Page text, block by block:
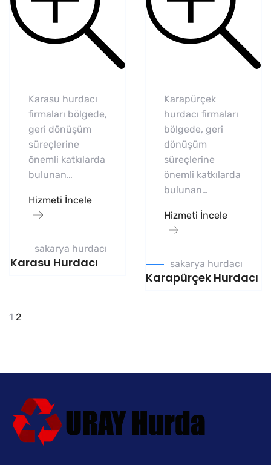
Karasu hurdacı
firmaları bölgede,
geri dönüşüm
süreçlerine
önemli katkılarda
bulunan…
Hizmeti İncele
sakarya hurdacı
Karasu Hurdacı
Karapürçek
hurdacı firmaları
bölgede, geri
dönüşüm
süreçlerine
önemli katkılarda
bulunan…
Hizmeti İncele
sakarya hurdacı
Karapürçek Hurdacı
1 2